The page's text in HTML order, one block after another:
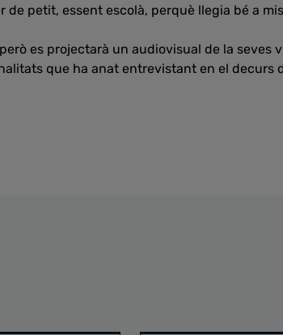
petit, essent escolà, perquè llegia bé a
es projectarà un audiovisual de la seves
que ha anat entrevistant en el decurs